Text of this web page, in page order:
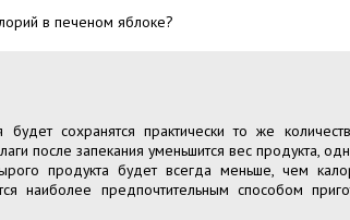
в печеном яблоке?
будет сохранятся практически то же
после запекания уменьшится вес продукта,
продукта будет всегда меньше, чем
наиболее предпочтительным способом